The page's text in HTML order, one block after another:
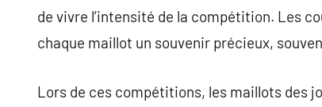
de vivre l’intensité de la compétition. Les
chaque maillot un souvenir précieux,
Lors de ces compétitions, les maillots des